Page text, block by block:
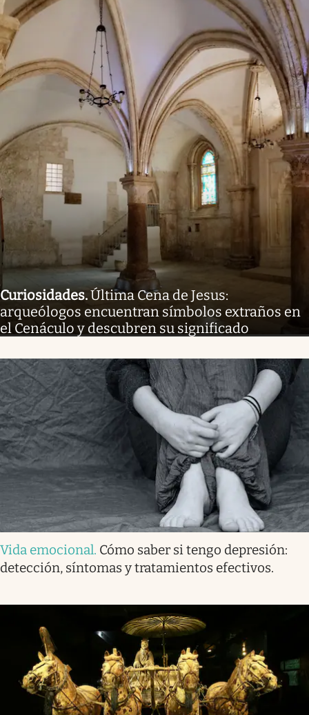
Curiosidades.Última Cena de Jesus:
arqueólogos encuentran símbolos extraños en
el Cenáculo y descubren su significado
Vida emocional. Cómo saber si tengo depresión:
detección, síntomas y tratamientos efectivos.